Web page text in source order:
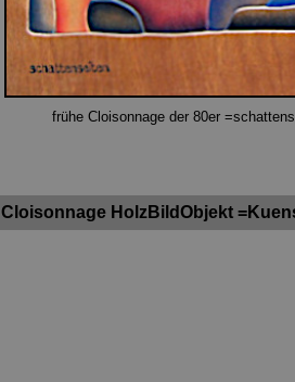
frühe Cloisonnage der 80er
Cloisonnage HolzBildObjekt